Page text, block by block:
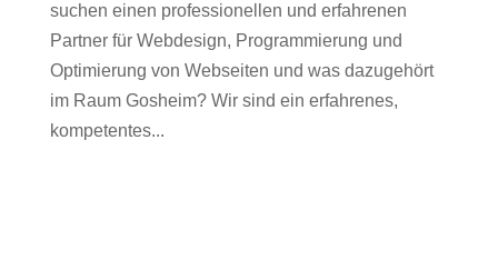
suchen einen professionellen und erfahrenen
Partner für Webdesign, Programmierung und
Optimierung von Webseiten und was dazugehört
im Raum Gosheim? Wir sind ein erfahrenes,
kompetentes...